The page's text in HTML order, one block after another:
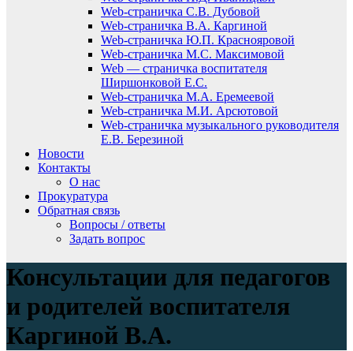
Web-страничка С.В. Дубовой
Web-страничка В.А. Каргиной
Web-страничка Ю.П. Краснояровой
Web-страничка М.С. Максимовой
Web — страничка воспитателя
Ширшонковой Е.С.
Web-страничка М.А. Еремеевой
Web-страничка М.И. Арсютовой
Web-страничка музыкального руководителя
Е.В. Березиной
Новости
Контакты
О нас
Прокуратура
Обратная связь
Вопросы / ответы
Задать вопрос
Консультации для педагогов
и родителей воспитателя
Каргиной В.А.